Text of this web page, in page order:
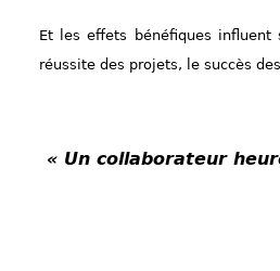
Et les effets bénéfiques
réussite des projets, le succès
« Un collaborateur